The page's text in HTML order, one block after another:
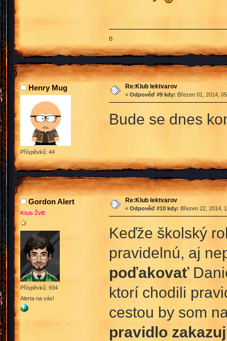
B
Henry Mug
Příspěvků: 44
Re:Klub lektvarov
« Odpověď #9 kdy: Březen 01, 2014,
Bude se dnes
Gordon Alert
Klub ŽvB
Příspěvků: 934
Alerta na vás!
Re:Klub lektvarov
« Odpověď #10 kdy: Březen 22, 2014,
Keďže školský
pravidelnú, aj
poďakovať
ktorí chodili
cestou by som
pravidlo